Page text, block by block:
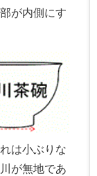
が内側にす
は小ぶりな
が無地であ